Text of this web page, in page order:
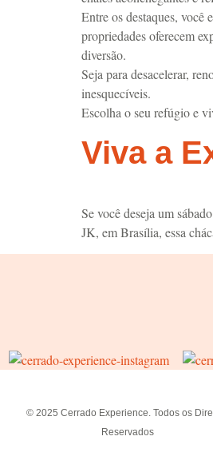
Entre os destaques, você
propriedades oferecem
diversão.
Seja para desacelerar,
inesquecíveis.
Escolha o seu refúgio e
Viva a
Se você deseja um
JK, em Brasília, essa
© 2025 Cerrado Experience. Todos os
Reservados